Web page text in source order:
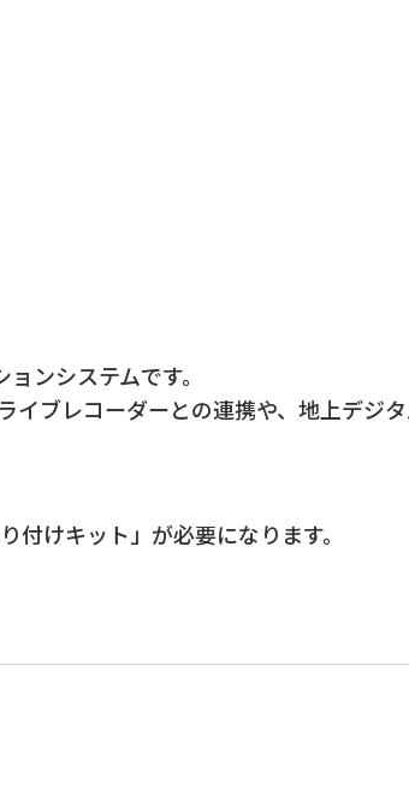
ンシステムです。
ブレコーダーとの連携や、地上デジ
けキット」が必要になります。